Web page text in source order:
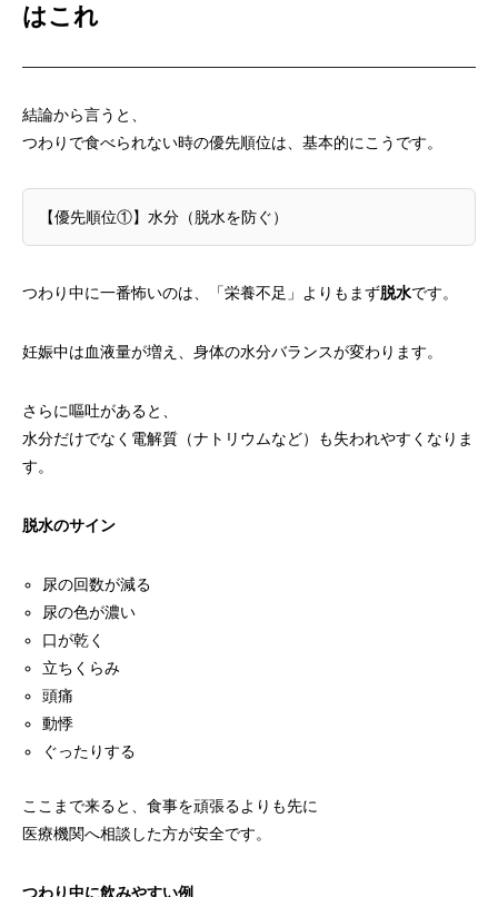
はこれ
結論から言うと、
つわりで食べられない時の優先順位は、基本的にこうです。
【優先順位①】水分（脱水を防ぐ）
つわり中に一番怖いのは、「栄養不足」よりもまず脱水です。
妊娠中は血液量が増え、身体の水分バランスが変わります。
さらに嘔吐があると、
水分だけでなく電解質（ナトリウムなど）も失われやすくなりま
す。
脱水のサイン
尿の回数が減る
尿の色が濃い
口が乾く
立ちくらみ
頭痛
動悸
ぐったりする
ここまで来ると、食事を頑張るよりも先に
医療機関へ相談した方が安全です。
つわり中に飲みやすい例